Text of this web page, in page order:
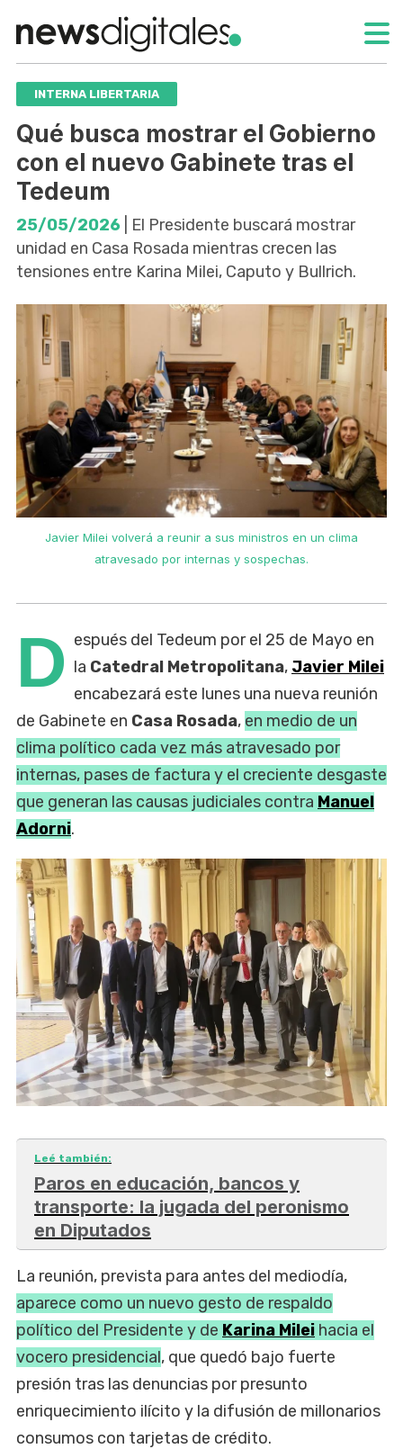
INTERNA LIBERTARIA
Qué busca mostrar el Gobierno
con el nuevo Gabinete tras el
Tedeum
25/05/2026 | El Presidente buscará mostrar
unidad en Casa Rosada mientras crecen las
tensiones entre Karina Milei, Caputo y Bullrich.
Javier Milei volverá a reunir a sus ministros en un clima
atravesado por internas y sospechas.
D espués del Tedeum por el 25 de Mayo en
la Catedral Metropolitana, Javier Milei
encabezará este lunes una nueva reunión
de Gabinete en Casa Rosada, en medio de un
clima político cada vez más atravesado por
internas, pases de factura y el creciente desgaste
que generan las causas judiciales contra Manuel
Adorni.
Leé también:
Paros en educación, bancos y
transporte: la jugada del peronismo
en Diputados
La reunión, prevista para antes del mediodía,
aparece como un nuevo gesto de respaldo
político del Presidente y de Karina Milei hacia el
vocero presidencial, que quedó bajo fuerte
presión tras las denuncias por presunto
enriquecimiento ilícito y la difusión de millonarios
consumos con tarjetas de crédito.